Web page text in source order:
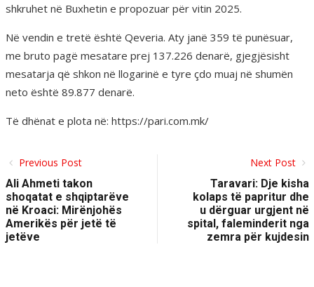
shkruhet në Buxhetin e propozuar për vitin 2025.
Në vendin e tretë është Qeveria. Aty janë 359 të punësuar,
me bruto pagë mesatare prej 137.226 denarë, gjegjësisht
mesatarja që shkon në llogarinë e tyre çdo muaj në shumën
neto është 89.877 denarë.
Të dhënat e plota në: https://pari.com.mk/
Previous Post
Ali Ahmeti takon
shoqatat e shqiptarëve
në Kroaci: Mirënjohës
Amerikës për jetë të
jetëve
Next Post
Taravari: Dje kisha
kolaps të papritur dhe
u dërguar urgjent në
spital, faleminderit nga
zemra për kujdesin